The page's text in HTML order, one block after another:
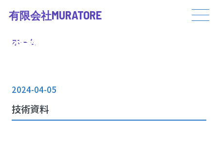
有限会社MURATORE
お知らせ
ホーム
2024-04-05
技術資料